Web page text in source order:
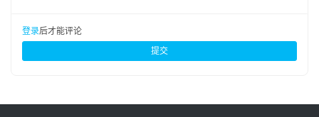
登录后才能评论
提交